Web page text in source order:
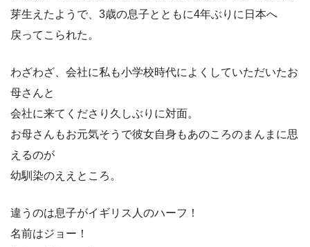
芽生えたようで、3歳の息子とともに4年ぶりに日本へ
戻ってこられた。
わざわざ、会社に私も小学校時代によくしていただいたお
母さんと
会社に来てくださり久しぶりに対面。
お母さんもお元気そうで彼女自身もあのころのまんまに思
えるのが
幼馴染のええところ。
違うのは息子がイギリス人のハーフ！
名前はジョー！